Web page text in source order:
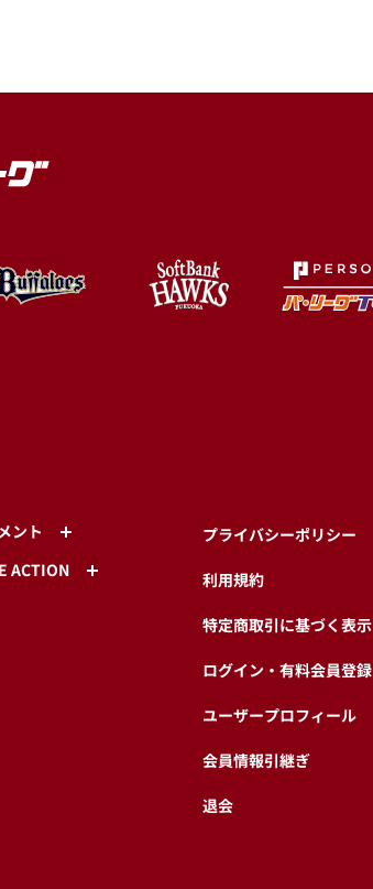
ント
ACTION
プライバシーポリシー
利用規約
特定商取引に基づく表示
ログイン・有料会員登録
ユーザープロフィール
会員情報引継ぎ
退会